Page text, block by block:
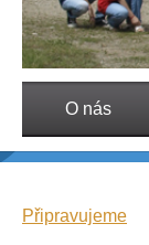
O nás
Připravujeme